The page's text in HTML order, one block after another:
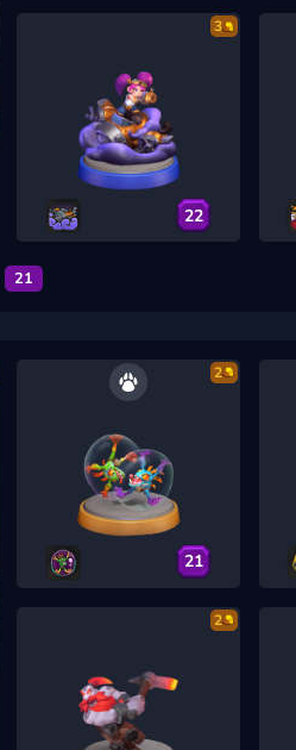
3
22
21
2
21
2